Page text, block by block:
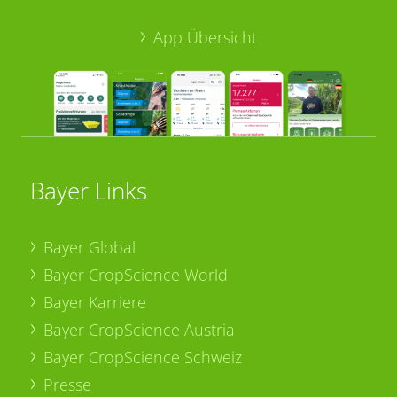
App Übersicht
Bayer Links
Bayer Global
Bayer CropScience World
Bayer Karriere
Bayer CropScience Austria
Bayer CropScience Schweiz
Presse